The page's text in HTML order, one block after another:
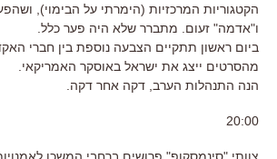
הקטגוריות המרכזיות (הימרתי על הבימוי),
ו"אדמה" זעום. מתברר שלא היה פער כלל.
ביום ראשון תתקיים הצבעה נוספת בין חברי
מהסרטים ייצג את ישראל באוסקר האמריקאי.
הנה התנהלות הערב, דקה אחר דקה.
20:00